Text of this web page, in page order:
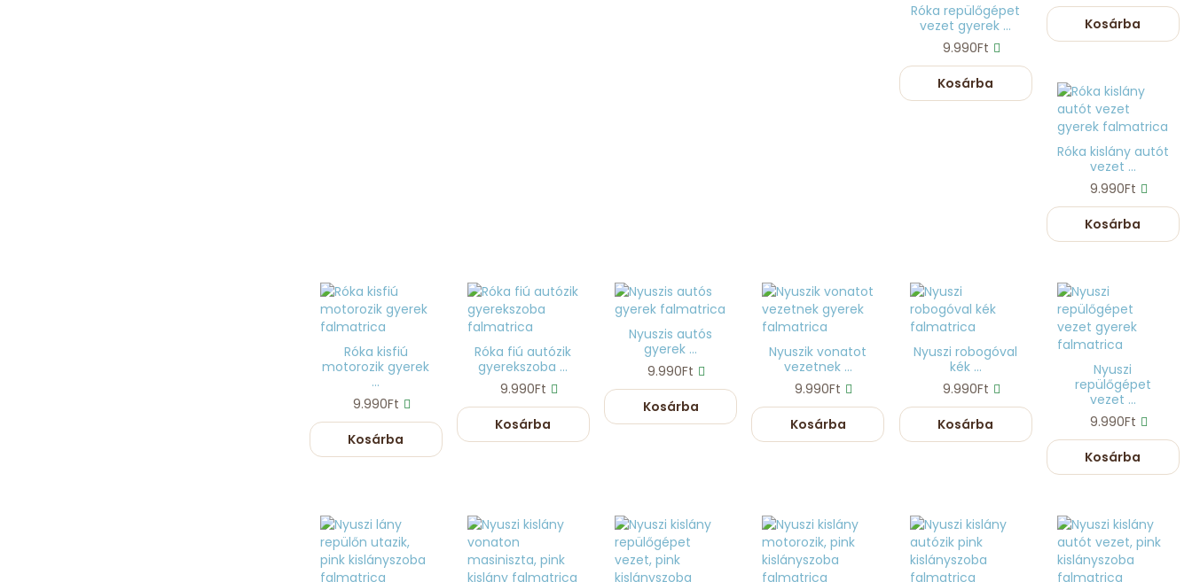
Róka repülőgépet
vezet gyerek ...
9.990Ft
Kosárba
Kosárba
Róka kislány autót
vezet ...
9.990Ft
Kosárba
Róka kisfiú
motorozik gyerek
...
9.990Ft
Kosárba
Róka fiú autózik
gyerekszoba ...
9.990Ft
Kosárba
Nyuszis autós
gyerek ...
9.990Ft
Kosárba
Nyuszik vonatot
vezetnek ...
9.990Ft
Kosárba
Nyuszi robogóval
kék ...
9.990Ft
Kosárba
Nyuszi
repülőgépet
vezet ...
9.990Ft
Kosárba